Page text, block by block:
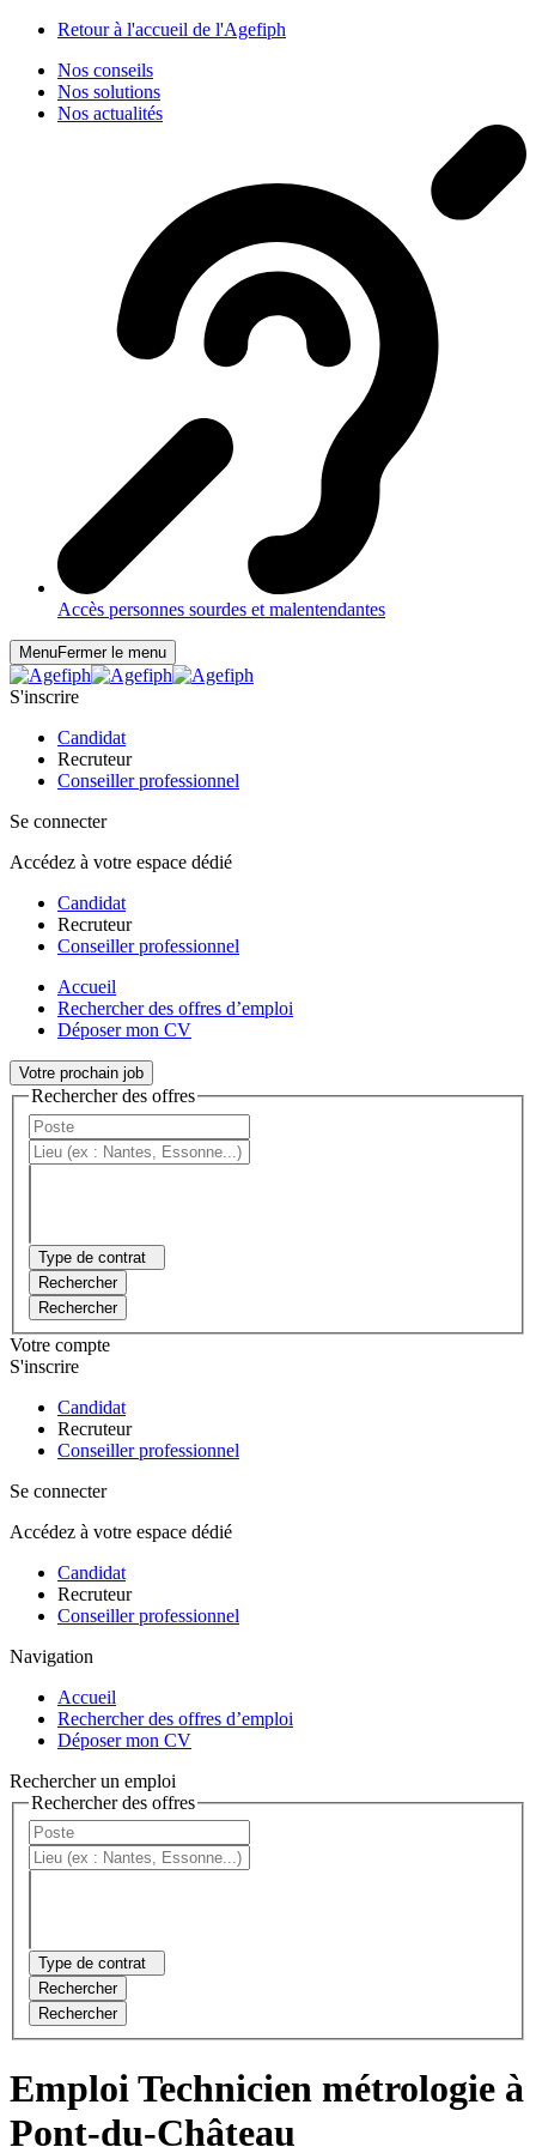
Retour à l'accueil de l'Agefiph
Nos conseils
Nos solutions
Nos actualités
Accès personnes sourdes et malentendantes
MenuFermer le menu
S'inscrire
Candidat
Recruteur
Conseiller professionnel
Se connecter
Accédez à votre espace dédié
Candidat
Recruteur
Conseiller professionnel
Accueil
Rechercher des offres d’emploi
Déposer mon CV
Votre prochain job
Rechercher des offres
Type de contrat
Rechercher
Rechercher
Votre compte
S'inscrire
Candidat
Recruteur
Conseiller professionnel
Se connecter
Accédez à votre espace dédié
Candidat
Recruteur
Conseiller professionnel
Navigation
Accueil
Rechercher des offres d’emploi
Déposer mon CV
Rechercher un emploi
Rechercher des offres
Type de contrat
Rechercher
Rechercher
Emploi Technicien métrologie à
Pont-du-Château